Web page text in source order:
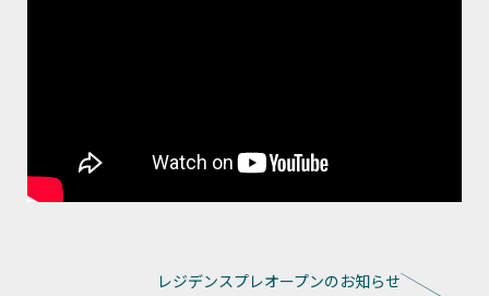
レジデンスプレオープンのお知らせ